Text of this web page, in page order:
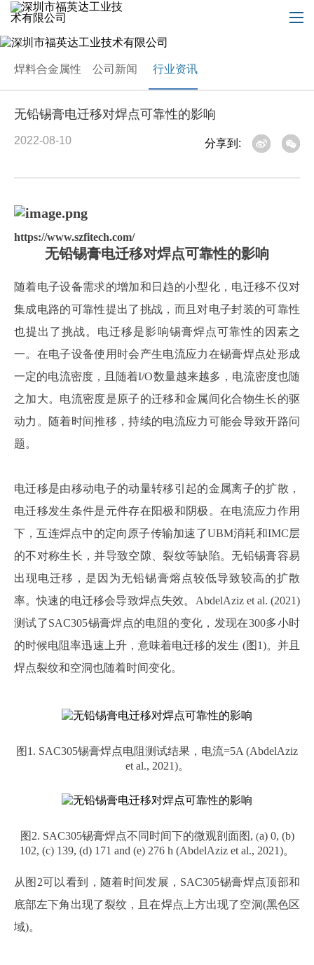
焊料合金属性 公司新闻 行业资讯
无铅锡膏电迁移对焊点可靠性的影响
2022-08-10 分享到:
https://www.szfitech.com/
无铅锡膏电迁移对焊点可靠性的影响
随着电子设备需求的增加和日趋的小型化，电迁移不仅对
集成电路的可靠性提出了挑战，而且对电子封装的可靠性
也提出了挑战。电迁移是影响锡膏焊点可靠性的因素之
一。在电子设备使用时会产生电流应力在锡膏焊点处形成
一定的电流密度，且随着I/O数量越来越多，电流密度也随
之加大。电流密度是原子的迁移和金属间化合物生长的驱
动力。随着时间推移，持续的电流应力可能会导致开路问
题。
电迁移是由移动电子的动量转移引起的金属离子的扩散，
电迁移发生条件是元件存在阳极和阴极。在电流应力作用
下，互连焊点中的定向原子传输加速了UBM消耗和IMC层
的不对称生长，并导致空隙、裂纹等缺陷。无铅锡膏容易
出现电迁移，是因为无铅锡膏熔点较低导致较高的扩散
率。快速的电迁移会导致焊点失效。 AbdelAziz et al. (2021)
测试了SAC305锡膏焊点的电阻的变化，发现在300多小时
的时候电阻率迅速上升，意味着电迁移的发生 (图1)。并且
焊点裂纹和空洞也随着时间变化。
图 1. SAC305锡膏焊点电阻测试结果，电流=5A (AbdelAziz
et al., 2021)。
图 2. SAC305锡膏焊点不同时间下的微观剖面图, (a) 0, (b)
102, (c) 139, (d) 171 and (e) 276 h (AbdelAziz et al., 2021)。
从图 2可以看到，随着时间发展，SAC305锡膏焊点顶部和
底部左下角出现了裂纹，且在焊点上方出现了空洞(黑色区
域)。